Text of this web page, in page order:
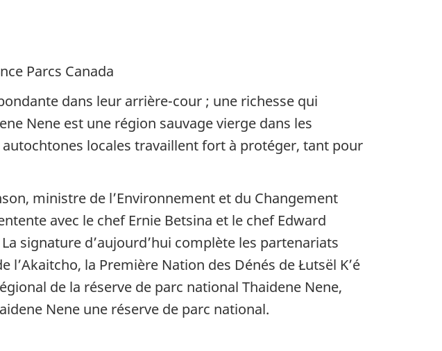
Parcs Canada
dans leur arrière-cour ; une richesse qui
Nene est une région sauvage vierge dans les
locales travaillent fort à protéger, tant pour
ministre de l’Environnement et du Changement
avec le chef Ernie Betsina et le chef Edward
signature d’aujourd’hui complète les partenariats
la Première Nation des Dénés de Łutsël K’é
de la réserve de parc national Thaidene Nene,
Nene une réserve de parc national.